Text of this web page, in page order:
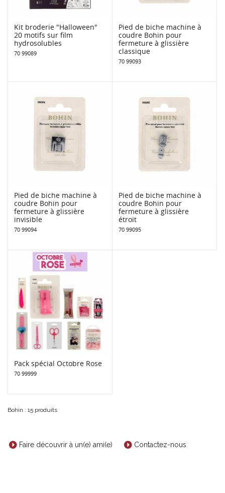
Kit broderie "Halloween"
20 motifs sur film
hydrosolubles
70 99089
Pied de biche machine à
coudre Bohin pour
fermeture à glissière
classique
70 99093
Pied de biche machine à
coudre Bohin pour
fermeture à glissière
invisible
70 99094
Pied de biche machine à
coudre Bohin pour
fermeture à glissière
étroit
70 99095
Pack spécial Octobre Rose
70 99999
Bohin : 15 produits
Faire découvrir à un(e) ami(e) Contactez-nous